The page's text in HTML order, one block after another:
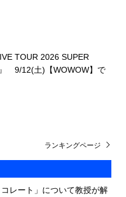
TOUR 2026 SUPER
9/12(土)【WOWOW】で
レート」について教授が解
ランキングページ